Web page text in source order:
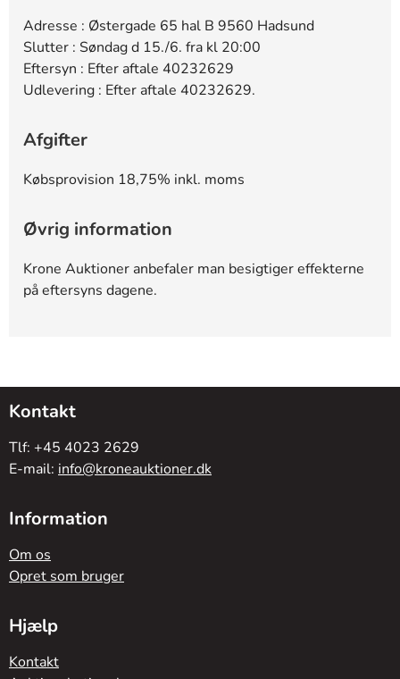
Adresse : Østergade 65 hal B 9560 Hadsund
Slutter : Søndag d 15./6. fra kl 20:00
Eftersyn : Efter aftale 40232629
Udlevering : Efter aftale 40232629.
Afgifter
Købsprovision 18,75% inkl. moms
Øvrig information
Krone Auktioner anbefaler man besigtiger effekterne
på eftersyns dagene.
Kontakt
Tlf: +45 4023 2629
E-mail: info@kroneauktioner.dk
Information
Om os
Opret som bruger
Hjælp
Kontakt